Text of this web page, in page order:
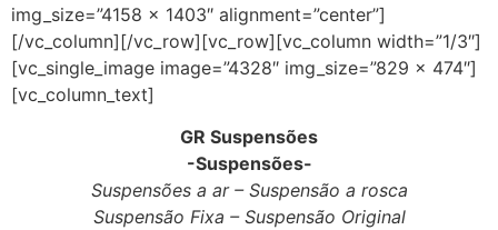
img_size=”4158 × 1403″ alignment=”center”]
[/vc_column][/vc_row][vc_row][vc_column width=”1/3″]
[vc_single_image image=”4328″ img_size=”829 × 474″]
[vc_column_text]
GR Suspensões
-Suspensões-
Suspensões a ar – Suspensão a rosca
Suspensão Fixa – Suspensão Original